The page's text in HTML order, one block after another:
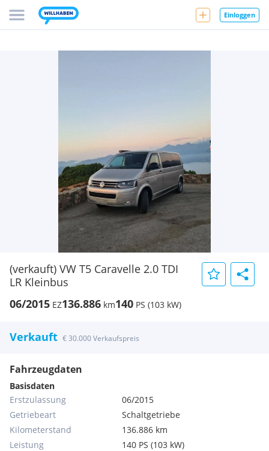
Einloggen
(verkauft) VW T5 Caravelle 2.0 TDI
LR Kleinbus
06/2015 EZ136.886 km140 PS (103 kW)
Verkauft € 30.000 Verkaufspreis
Fahrzeugdaten
Basisdaten
Erstzulassung
06/2015
Getriebeart
Schaltgetriebe
Kilometerstand
136.886 km
Leistung
140 PS (103 kW)